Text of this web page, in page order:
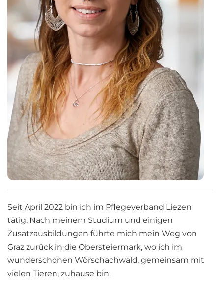
Seit April 2022 bin ich im Pflegeverband Liezen
tätig. Nach meinem Studium und einigen
Zusatzausbildungen führte mich mein Weg von
Graz zurück in die Obersteiermark, wo ich im
wunderschönen Wörschachwald, gemeinsam mit
vielen Tieren, zuhause bin.